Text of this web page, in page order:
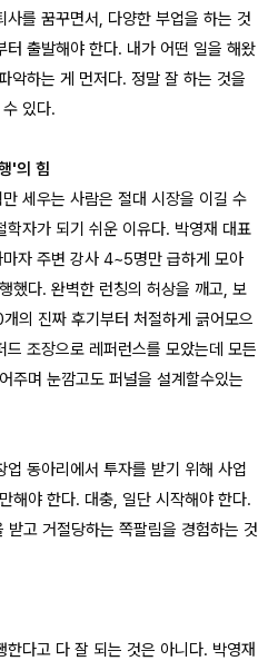
사를 꿈꾸면서, 다양한 부업을 하는 것
출발해야 한다. 내가 어떤 일을 해왔
악하는 게 먼저다. 정말 잘 하는 것을
있다.
'의 힘
세우는 사람은 절대 시장을 이길 수
학자가 되기 쉬운 이유다. 박영재 대표
자 주변 강사 4~5명만 급하게 모아
했다. 완벽한 런칭의 허상을 깨고, 보
의 진짜 후기부터 처절하게 긁어모으
조장으로 레퍼런스를 모았는데 모든
주며 눈깜고도 퍼널을 설계할수있는
업 동아리에서 투자를 받기 위해 사업
해야 한다. 대충, 일단 시작해야 한다.
고 거절당하는 쪽팔림을 경험하는 것
한다고 다 잘 되는 것은 아니다. 박영재